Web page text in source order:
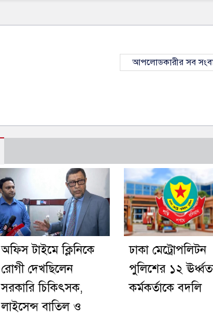
আপলোডকারীর সব
অফিস টাইমে ক্লিনিকে
রোগী দেখছিলেন
সরকারি চিকিৎসক,
লাইসেন্স বাতিল ও
ঢাকা মেট্রোপলিটন
পুলিশের ১২
কর্মকর্তাকে বদলি